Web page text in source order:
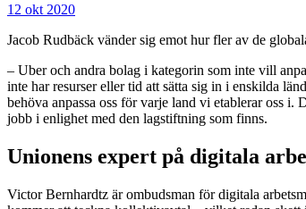
12 okt 2020
Jacob Rudbäck vänder sig emot hur fler av de
– Uber och andra bolag i kategorin som inte vill
inte har resurser eller tid att sätta sig in i enskilda
behöva anpassa oss för varje land vi etablerar oss i.
jobb i enlighet med den lagstiftning som finns.
Unionens expert på digitala
Victor Bernhardtz är ombudsman för digitala